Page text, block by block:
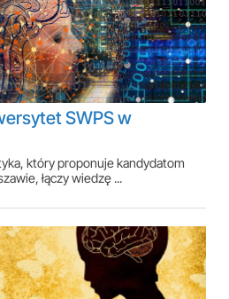
SWPS w
który proponuje kandydatom
łączy wiedzę ...